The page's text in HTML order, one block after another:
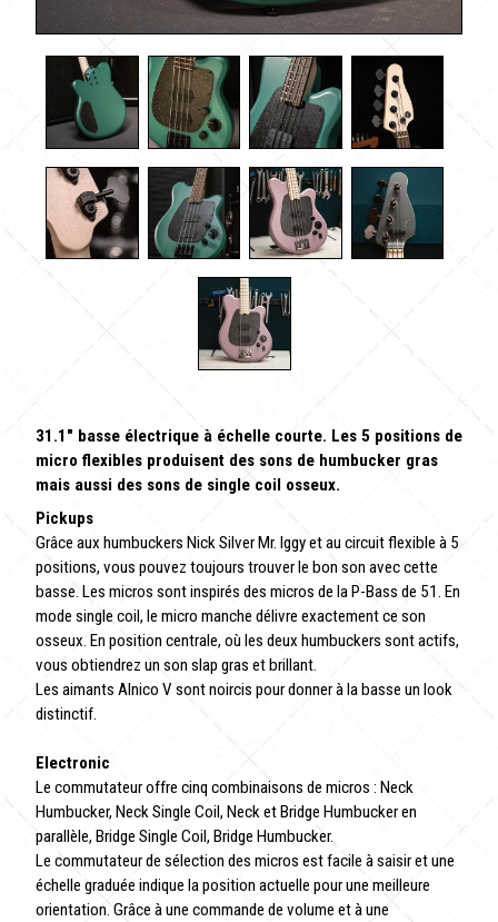
31.1" basse électrique à échelle courte. Les 5 positions de
micro flexibles produisent des sons de humbucker gras
mais aussi des sons de single coil osseux.
Pickups
Grâce aux humbuckers Nick Silver Mr. Iggy et au circuit flexible à 5
positions, vous pouvez toujours trouver le bon son avec cette
basse. Les micros sont inspirés des micros de la P-Bass de 51. En
mode single coil, le micro manche délivre exactement ce son
osseux. En position centrale, où les deux humbuckers sont actifs,
vous obtiendrez un son slap gras et brillant.
Les aimants Alnico V sont noircis pour donner à la basse un look
distinctif.
Electronic
Le commutateur offre cinq combinaisons de micros : Neck
Humbucker, Neck Single Coil, Neck et Bridge Humbucker en
parallèle, Bridge Single Coil, Bridge Humbucker.
Le commutateur de sélection des micros est facile à saisir et une
échelle graduée indique la position actuelle pour une meilleure
orientation. Grâce à une commande de volume et à une